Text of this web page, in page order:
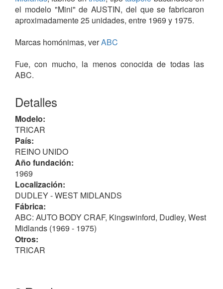
el modelo "Mini" de AUSTIN, del que se fabricaron
aproximadamente 25 unidades, entre 1969 y 1975.
Marcas homónimas, verABC
Fue, con mucho, la menos conocida de todas las
ABC.
Detalles
Modelo:
TRICAR
País:
REINO UNIDO
Año fundación:
1969
Localización:
DUDLEY - WEST MIDLANDS
Fábrica:
ABC: AUTO BODY CRAF, Kingswinford, Dudley, West
Midlands (1969 - 1975)
Otros:
TRICAR